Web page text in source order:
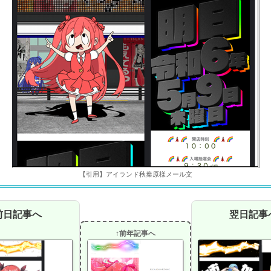
【引用】アイランド秋葉原様メール文
記事へ
↑前年記事へ
翌日記